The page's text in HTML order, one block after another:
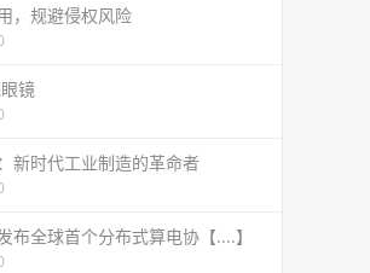
，规避侵权风险
镜
新时代工业制造的革命者
布全球首个分布式算电协【....】